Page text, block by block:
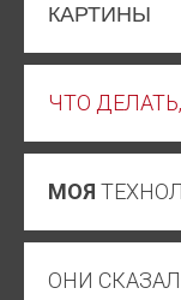
КАРТИНЫ
ЧТО ДЕЛАТЬ,
МОЯ
ОНИ